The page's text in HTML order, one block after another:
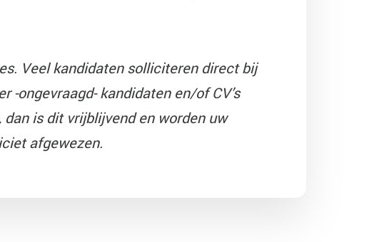
Veel kandidaten solliciteren direct bij
-ongevraagd- kandidaten en/of CV’s
is dit vrijblijvend en worden uw
afgewezen.